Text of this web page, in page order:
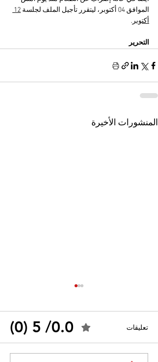
الموافق 04 أكتوبر، ليتقرر تأجيل الملف لجلسة
أكتوبر .
التحرير
المنشورات الأخيرة
تعليقات 0.0/ 5 (0)